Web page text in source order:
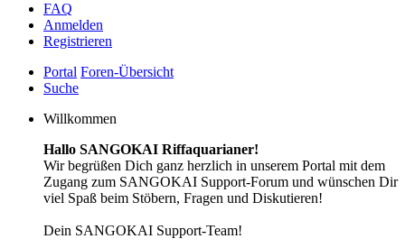
FAQ
Anmelden
Registrieren
Portal Foren-Übersicht
Suche
Willkommen
Hallo SANGOKAI Riffaquarianer!
Wir begrüßen Dich ganz herzlich in unserem Portal mit dem
Zugang zum SANGOKAI Support-Forum und wünschen Dir
viel Spaß beim Stöbern, Fragen und Diskutieren!
Dein SANGOKAI Support-Team!